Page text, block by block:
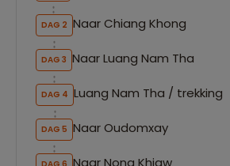
DAG 2 Naar Chiang Khong
DAG 3 Naar Luang Nam Tha
DAG 4 Luang Nam Tha / trekking
DAG 5 Naar Oudomxay
Naar Nong Khiaw